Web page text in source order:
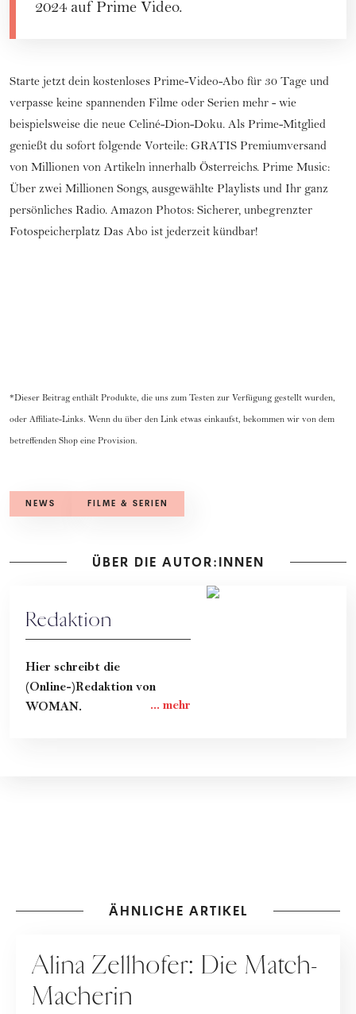
2024 auf Prime Video.
Starte jetzt dein kostenloses Prime-Video-Abo für 30 Tage und
verpasse keine spannenden Filme oder Serien mehr - wie
beispielsweise die neue Celiné-Dion-Doku. Als Prime-Mitglied
genießt du sofort folgende Vorteile: GRATIS Premiumversand
von Millionen von Artikeln innerhalb Österreichs. Prime Music:
Über zwei Millionen Songs, ausgewählte Playlists und Ihr ganz
persönliches Radio. Amazon Photos: Sicherer, unbegrenzter
Fotospeicherplatz Das Abo ist jederzeit kündbar!
*Dieser Beitrag enthält Produkte, die uns zum Testen zur Verfügung gestellt wurden,
oder Affiliate-Links. Wenn du über den Link etwas einkaufst, bekommen wir von dem
betreffenden Shop eine Provision.
NEWS FILME & SERIEN
ÜBER DIE AUTOR:INNEN
Redaktion
Hier schreibt die
(Online-)Redaktion von
WOMAN.
ÄHNLICHE ARTIKEL
Alina Zellhofer: Die Match-
Macherin